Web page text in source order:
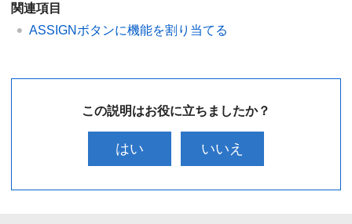
関連項目
ASSIGNボタンに機能を割り当てる
この説明はお役に立ちましたか？
はい いいえ